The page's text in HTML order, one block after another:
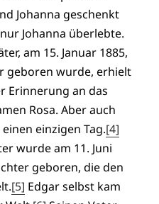
Johanna geschenkt
Johanna überlebte.
am 15. Januar 1885,
geboren wurde, erhielt
Erinnerung an das
Rosa. Aber auch
einzigen Tag.[4]
wurde am 11. Juni
geboren, die den
[5] Edgar selbst kam